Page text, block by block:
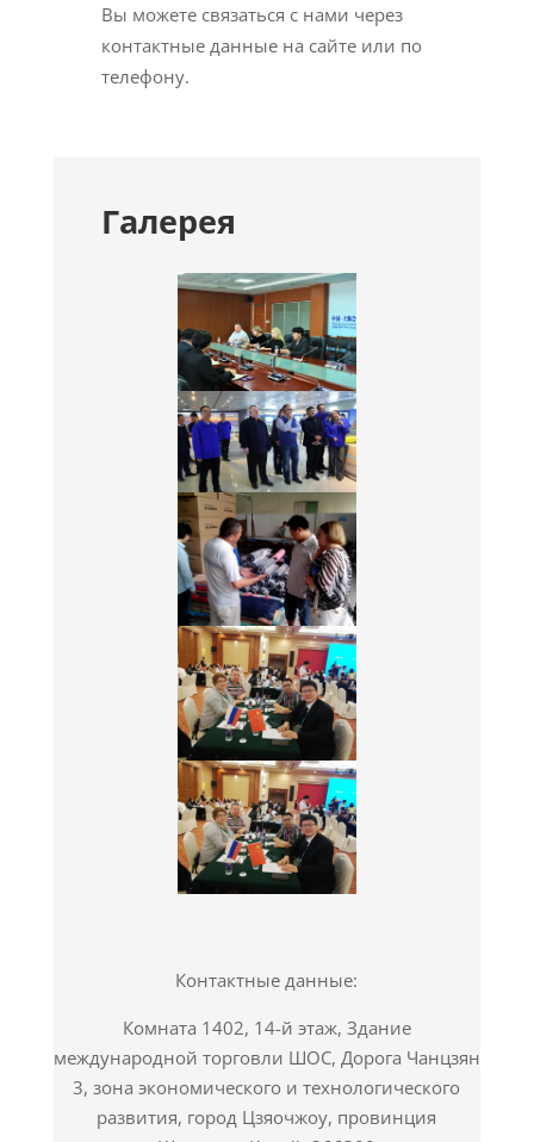
Вы можете связаться с нами через
контактные данные на сайте или по
телефону.
Галерея
Контактные данные:
Комната 1402, 14-й этаж, Здание
международной торговли ШОС, Дорога Чанцзян
3, зона экономического и технологического
развития, город Цзяочжоу, провинция